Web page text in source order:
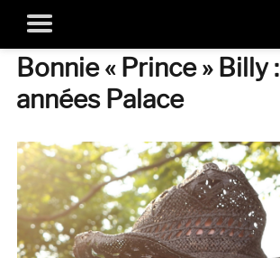
Bonnie « Prince » Billy
années Palace